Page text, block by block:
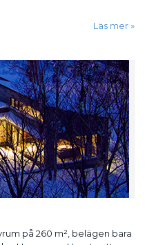
Läs mer
på 260 m², belägen bara